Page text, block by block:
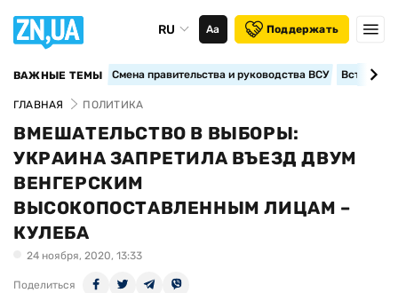
RU Аа Поддержать
ВАЖНЫЕ ТЕМЫ Смена правительства и руководства ВСУ
ГЛАВНАЯ ПОЛИТИКА
ВМЕШАТЕЛЬСТВО В ВЫБОРЫ:
УКРАИНА ЗАПРЕТИЛА ВЪЕЗД ДВУМ
ВЕНГЕРСКИМ
ВЫСОКОПОСТАВЛЕННЫМ ЛИЦАМ –
КУЛЕБА
24 ноября, 2020, 13:33
Поделиться